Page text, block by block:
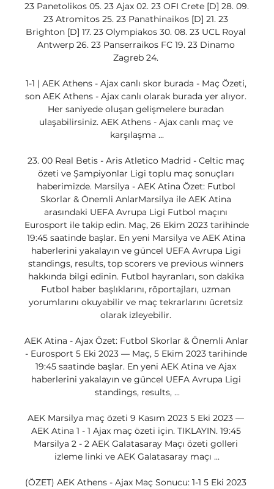
23 Panetolikos 05. 23 Ajax 02. 23 OFI Crete [D] 28. 09.
23 Atromitos 25. 23 Panathinaikos [D] 21. 23
Brighton [D] 17. 23 Olympiakos 30. 08. 23 UCL Royal
Antwerp 26. 23 Panserraikos FC 19. 23 Dinamo
Zagreb 24.
1-1 | AEK Athens - Ajax canlı skor burada - Maç Özeti,
son AEK Athens - Ajax canlı olarak burada yer alıyor.
Her saniyede oluşan gelişmelere buradan
ulaşabilirsiniz. AEK Athens - Ajax canlı maç ve
karşılaşma ...
23. 00 Real Betis - Aris Atletico Madrid - Celtic maç
özeti ve Şampiyonlar Ligi toplu maç sonuçları
haberimizde. Marsilya - AEK Atina Özet: Futbol
Skorlar & Önemli AnlarMarsilya ile AEK Atina
arasındaki UEFA Avrupa Ligi Futbol maçını
Eurosport ile takip edin. Maç, 26 Ekim 2023 tarihinde
19:45 saatinde başlar. En yeni Marsilya ve AEK Atina
haberlerini yakalayın ve güncel UEFA Avrupa Ligi
standings, results, top scorers ve previous winners
hakkında bilgi edinin. Futbol hayranları, son dakika
Futbol haber başlıklarını, röportajları, uzman
yorumlarını okuyabilir ve maç tekrarlarını ücretsiz
olarak izleyebilir.
AEK Atina - Ajax Özet: Futbol Skorlar & Önemli Anlar
- Eurosport 5 Eki 2023 — Maç, 5 Ekim 2023 tarihinde
19:45 saatinde başlar. En yeni AEK Atina ve Ajax
haberlerini yakalayın ve güncel UEFA Avrupa Ligi
standings, results, ...
AEK Marsilya maç özeti 9 Kasım 2023 5 Eki 2023 —
AEK Atina 1 - 1 Ajax maç özeti için. TIKLAYIN. 19:45
Marsilya 2 - 2 AEK Galatasaray Maçı özeti golleri
izleme linki ve AEK Galatasaray maçı ...
(ÖZET) AEK Athens - Ajax Maç Sonucu: 1-1 5 Eki 2023